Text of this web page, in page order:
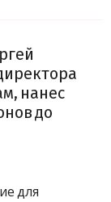
нанес
до
для